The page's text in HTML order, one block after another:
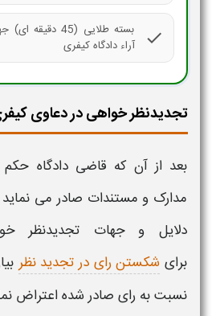
check
بسته طلایی (45
آراء دادگاه کیفری
تجدیدنظر خواهی در دعاوی
بعد از آن که قاضی دادگاه
مدارک و مستندات صادر می نماید
دلایل و جهات تجدیدنظر
برای شکستن رای در تجدید نظر
نسبت به رای صادر شده اعتراض